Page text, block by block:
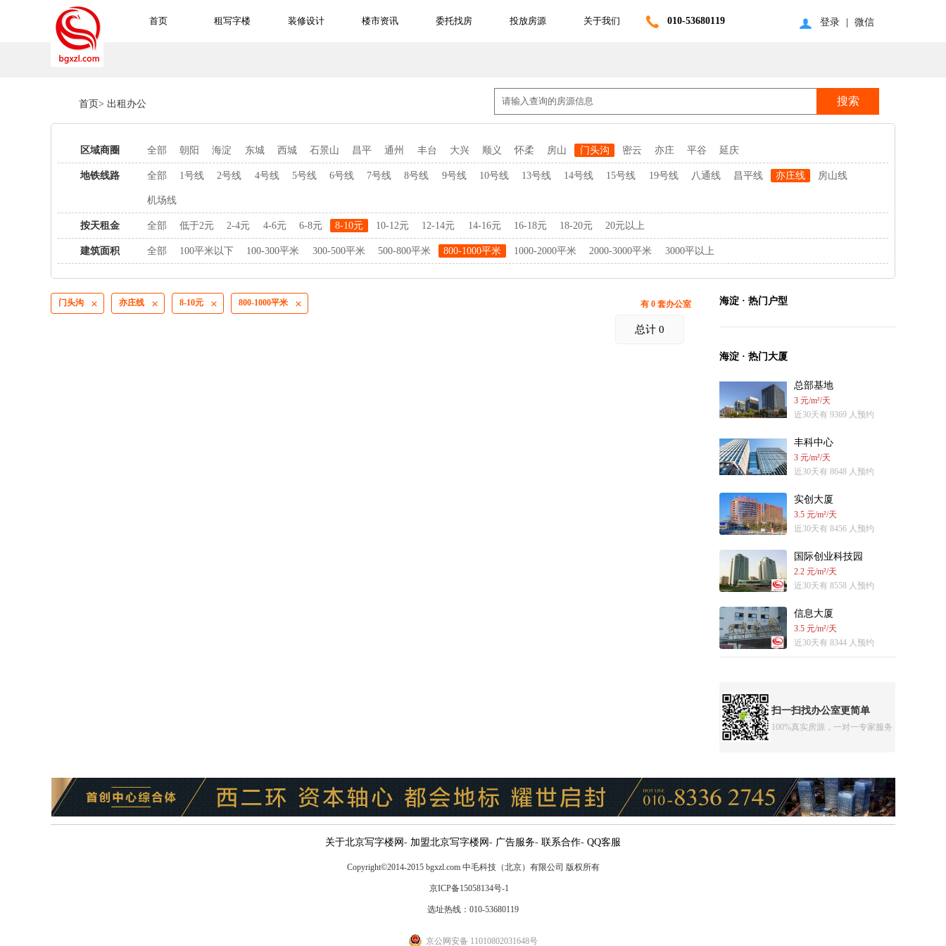
首页 租写字楼 装修设计 楼市资讯 委托找房 投放房源 关于我们 010-53680119 登录 微信
首页> 出租办公
区域商圈 全部 朝阳 海淀 东城 西城 石景山 昌平 通州 丰台 大兴 顺义 怀柔 房山 门头沟 密云 亦庄 平谷 延庆
地铁线路 全部 1号线 2号线 4号线 5号线 6号线 7号线 8号线 9号线 10号线 13号线 14号线 15号线 19号线 八通线 昌平线 亦庄线 房山线
机场线
按天租金 全部 低于2元 2-4元 4-6元 6-8元 8-10元 10-12元 12-14元 14-16元 16-18元 18-20元 20元以上
建筑面积 全部 100平米以下 100-300平米 300-500平米 500-800平米 800-1000平米 1000-2000平米 2000-3000平米 3000平以上
门头沟  亦庄线  8-10元  800-1000平米  有 0 套办公室
总计 0
海淀 · 热门户型
海淀 · 热门大厦
总部基地
3 元/m²/天
近30天有 9369 人预约
丰科中心
3 元/m²/天
近30天有 8648 人预约
实创大厦
3.5 元/m²/天
近30天有 8456 人预约
国际创业科技园
2.2 元/m²/天
近30天有 8558 人预约
信息大厦
3.5 元/m²/天
近30天有 8344 人预约
扫一扫找办公室更简单
100%真实房源，一对一专家服务
关于北京写字楼网 - 加盟北京写字楼网 - 广告服务- 联系合作- QQ客服
Copyright©2014-2015 bgxzl.com 中毛科技（北京）有限公司 版权所有
京ICP备15058134号-1
选址热线：010-53680119
京公网安备 11010802031648号